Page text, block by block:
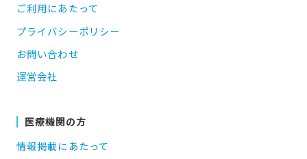
ご利用にあたって
プライバシーポリシー
お問い合わせ
運営会社
医療機関の方
情報掲載にあたって